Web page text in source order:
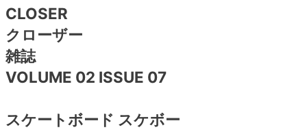
CLOSER
クローザー
雑誌
VOLUME 02 ISSUE 07
スケートボード スケボー
8.5inch
8.6inch
8.7inch
8.8inch
8.6inch
8.7inch
8.8inch
8.9inch
65mm
70mm
72mm
75mm
メディア（雑誌・DVD・CD）
28cm
28.5cm
29cm
29.5cm
アンダーウエア